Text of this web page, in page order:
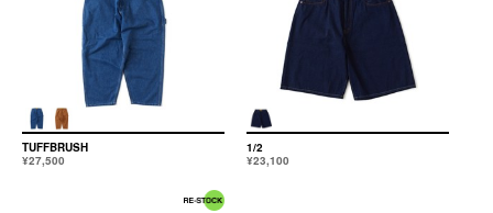
TUFFBRUSH
¥27,500
1/2
¥23,100